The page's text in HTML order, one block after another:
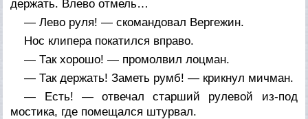
держать. Влево отмель…
— Лево руля! — скомандовал Вергежин.
Нос клипера покатился вправо.
— Так хорошо! — промолвил лоцман.
— Так держать! Заметь румб! — крикнул мичман.
— Есть! — отвечал старший рулевой из-под
мостика, где помещался штурвал.